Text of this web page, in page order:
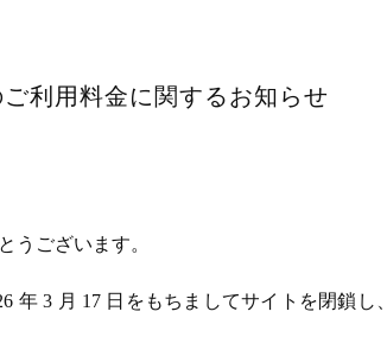
利用料金に関するお知らせ
うございます。
年 3 月 17 日をもちましてサイトを閉鎖し、